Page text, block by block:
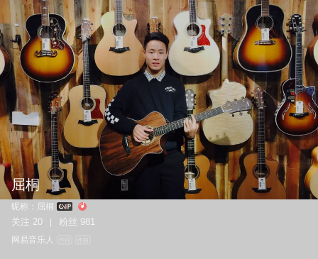
屈桐
昵称： 屈桐
关注 20 粉丝 981
网易音乐人